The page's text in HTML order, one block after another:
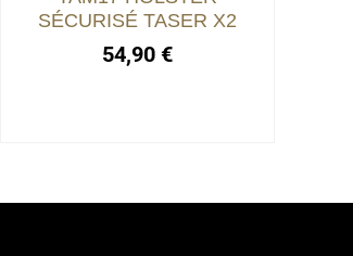
SÉCURISÉ TASER X2
54,90 €